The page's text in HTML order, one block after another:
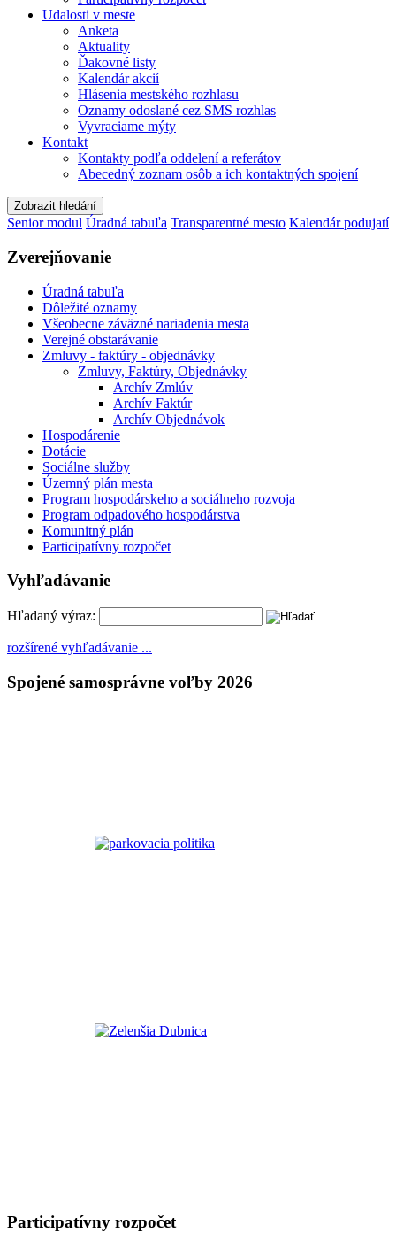
Udalosti v meste
Anketa
Aktuality
Ďakovné listy
Kalendár akcií
Hlásenia mestského rozhlasu
Oznamy odoslané cez SMS rozhlas
Vyvraciame mýty
Kontakt
Kontakty podľa oddelení a referátov
Abecedný zoznam osôb a ich kontaktných spojení
Zobrazit hledání
Senior modul Úradná tabuľa Transparentné mesto Kalendár podujatí
Zverejňovanie
Úradná tabuľa
Dôležité oznamy
Všeobecne záväzné nariadenia mesta
Verejné obstarávanie
Zmluvy - faktúry - objednávky
Zmluvy, Faktúry, Objednávky
Archív Zmlúv
Archív Faktúr
Archív Objednávok
Hospodárenie
Dotácie
Sociálne služby
Územný plán mesta
Program hospodárskeho a sociálneho rozvoja
Program odpadového hospodárstva
Komunitný plán
Participatívny rozpočet
Vyhľadávanie
Hľadaný výraz:
rozšírené vyhľadávanie ...
Spojené samosprávne voľby 2026
Participatívny rozpočet